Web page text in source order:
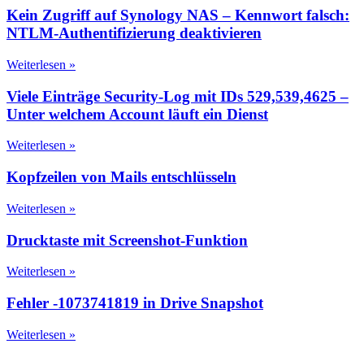
Kein Zugriff auf Synology NAS – Kennwort falsch:
NTLM-Authentifizierung deaktivieren
Weiterlesen »
Viele Einträge Security-Log mit IDs 529,539,4625 –
Unter welchem Account läuft ein Dienst
Weiterlesen »
Kopfzeilen von Mails entschlüsseln
Weiterlesen »
Drucktaste mit Screenshot-Funktion
Weiterlesen »
Fehler -1073741819 in Drive Snapshot
Weiterlesen »